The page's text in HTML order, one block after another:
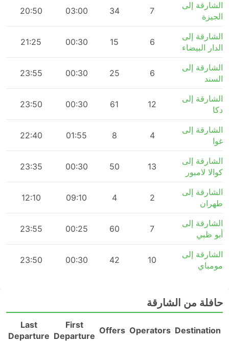
الشارقة إلى
الجيزة
7
34
03:00
20:50
الشارقة إلى
الدار البيضاء
6
15
00:30
21:25
الشارقة إلى
السند
6
25
00:30
23:55
الشارقة إلى
دكا
12
61
00:30
23:50
الشارقة إلى
غوا
4
8
01:55
22:40
الشارقة إلى
كوالا لامبور
13
50
00:30
23:35
الشارقة إلى
طهران
2
4
09:10
12:10
الشارقة إلى
أبو ظبي
7
60
00:25
23:55
الشارقة إلى
مومباي
10
42
00:30
23:50
حافلة من الشارقة
Destination
Operators
Offers
First
Departure
Last
Departure